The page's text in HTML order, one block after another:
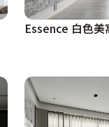
Essence 白色